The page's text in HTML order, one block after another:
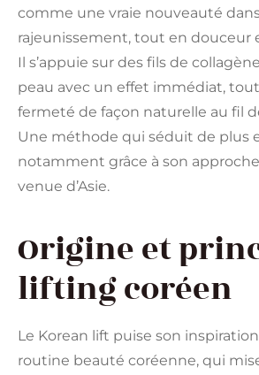
comme une vraie nouveauté
rajeunissement, tout en douceur
Il s’appuie sur des fils de
peau avec un effet immédiat,
fermeté de façon naturelle au fil
Une méthode qui séduit de plus
notamment grâce à son
venue d’Asie.
Origine et
lifting coréen
Le Korean lift puise son
routine beauté coréenne, qui